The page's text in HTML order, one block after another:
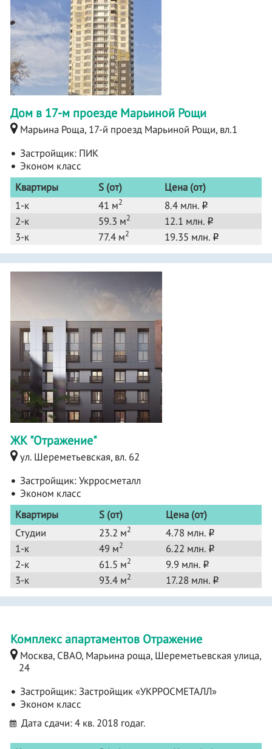
Дом в 17-м проезде Марьиной Рощи
Марьина Роща, 17-й проезд Марьиной Рощи, вл.1
Застройщик: ПИК
Эконом класс
Квартиры
S (от)
Цена (от)
1-к
41 м2 8.4 млн. o
2-к 59.3 м2 12.1 млн. o
3-к 77.4 м2 19.35 млн. o
ЖК "Отражение"
ул. Шереметьевская, вл. 62
Застройщик:Укрросметалл
Эконом класс
Квартиры
S (от)
Цена (от)
Студии
23.2 м2 4.78 млн. o
1-к 49 м2 6.22 млн. o
2-к 61.5 м2 9.9 млн. o
3-к 93.4 м2 17.28 млн. o
Комплекс апартаментов Отражение
Москва, СВАО, Марьина роща, Шереметьевская улица,
24
Застройщик:Застройщик «УКРРОСМЕТАЛЛ»
Эконом класс
Дата сдачи: 4 кв. 2018 годаг.